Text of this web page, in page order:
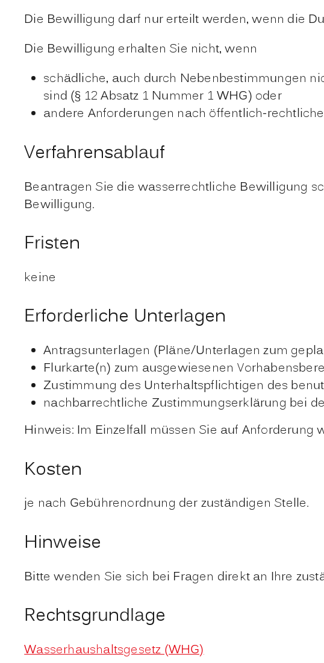
Die Bewilligung darf nur erteilt werden, wenn die
Die Bewilligung erhalten Sie nicht, wenn
schädliche, auch durch Nebenbestimmungen
sind (§ 12 Absatz 1 Nummer 1 WHG) oder
andere Anforderungen nach öffentlich-
Verfahrensablauf
Beantragen Sie die wasserrechtliche Bewilligung
Bewilligung.
Fristen
keine
Erforderliche Unterlagen
Antragsunterlagen (Pläne/Unterlagen zum
Flurkarte(n) zum ausgewiesenen
Zustimmung des Unterhaltspflichtigen des
nachbarrechtliche Zustimmungserklärung bei
Hinweis: Im Einzelfall müssen Sie auf Anforderung
Kosten
je nach Gebührenordnung der zuständigen Stelle.
Hinweise
Bitte wenden Sie sich bei Fragen direkt an Ihre
Rechtsgrundlage
Wasserhaushaltsgesetz (WHG)